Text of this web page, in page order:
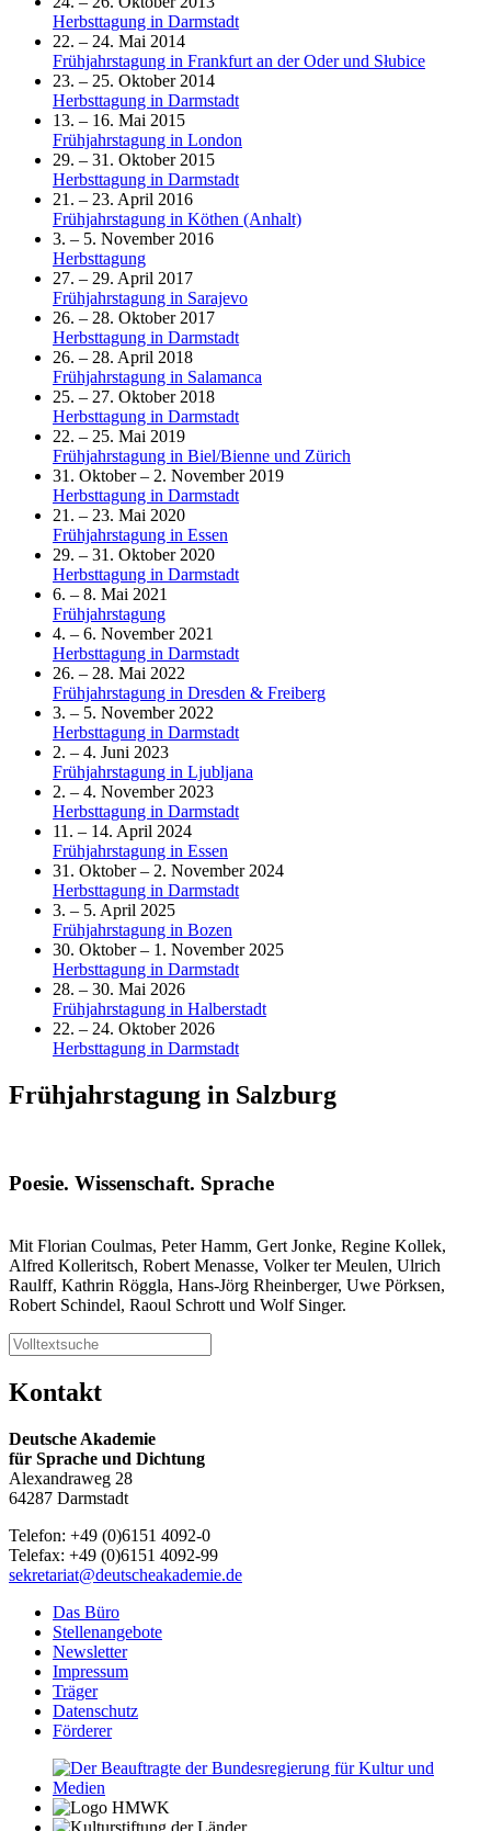
Herbsttagung in Darmstadt
22. – 24. Mai 2014
Frühjahrstagung in Frankfurt an der Oder und Słubice
23. – 25. Oktober 2014
Herbsttagung in Darmstadt
13. – 16. Mai 2015
Frühjahrstagung in London
29. – 31. Oktober 2015
Herbsttagung in Darmstadt
21. – 23. April 2016
Frühjahrstagung in Köthen (Anhalt)
3. – 5. November 2016
Herbsttagung
27. – 29. April 2017
Frühjahrstagung in Sarajevo
26. – 28. Oktober 2017
Herbsttagung in Darmstadt
26. – 28. April 2018
Frühjahrstagung in Salamanca
25. – 27. Oktober 2018
Herbsttagung in Darmstadt
22. – 25. Mai 2019
Frühjahrstagung in Biel/Bienne und Zürich
31. Oktober – 2. November 2019
Herbsttagung in Darmstadt
21. – 23. Mai 2020
Frühjahrstagung in Essen
29. – 31. Oktober 2020
Herbsttagung in Darmstadt
6. – 8. Mai 2021
Frühjahrstagung
4. – 6. November 2021
Herbsttagung in Darmstadt
26. – 28. Mai 2022
Frühjahrstagung in Dresden & Freiberg
3. – 5. November 2022
Herbsttagung in Darmstadt
2. – 4. Juni 2023
Frühjahrstagung in Ljubljana
2. – 4. November 2023
Herbsttagung in Darmstadt
11. – 14. April 2024
Frühjahrstagung in Essen
31. Oktober – 2. November 2024
Herbsttagung in Darmstadt
3. – 5. April 2025
Frühjahrstagung in Bozen
30. Oktober – 1. November 2025
Herbsttagung in Darmstadt
28. – 30. Mai 2026
Frühjahrstagung in Halberstadt
22. – 24. Oktober 2026
Herbsttagung in Darmstadt
Frühjahrstagung in Salzburg
Poesie. Wissenschaft. Sprache
Mit Florian Coulmas, Peter Hamm, Gert Jonke, Regine Kollek,
Alfred Kolleritsch, Robert Menasse, Volker ter Meulen, Ulrich
Raulff, Kathrin Röggla, Hans-Jörg Rheinberger, Uwe Pörksen,
Robert Schindel, Raoul Schrott und Wolf Singer.
Kontakt
Deutsche Akademie
für Sprache und Dichtung
Alexandraweg 28
64287 Darmstadt
Telefon: +49 (0)6151 4092-0
Telefax: +49 (0)6151 4092-99
sekretariat@deutscheakademie.de
Das Büro
Stellenangebote
Newsletter
Impressum
Träger
Datenschutz
Förderer